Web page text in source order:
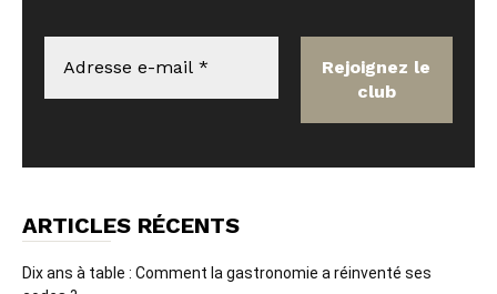
ARTICLES RÉCENTS
Dix ans à table : Comment la gastronomie a réinventé ses